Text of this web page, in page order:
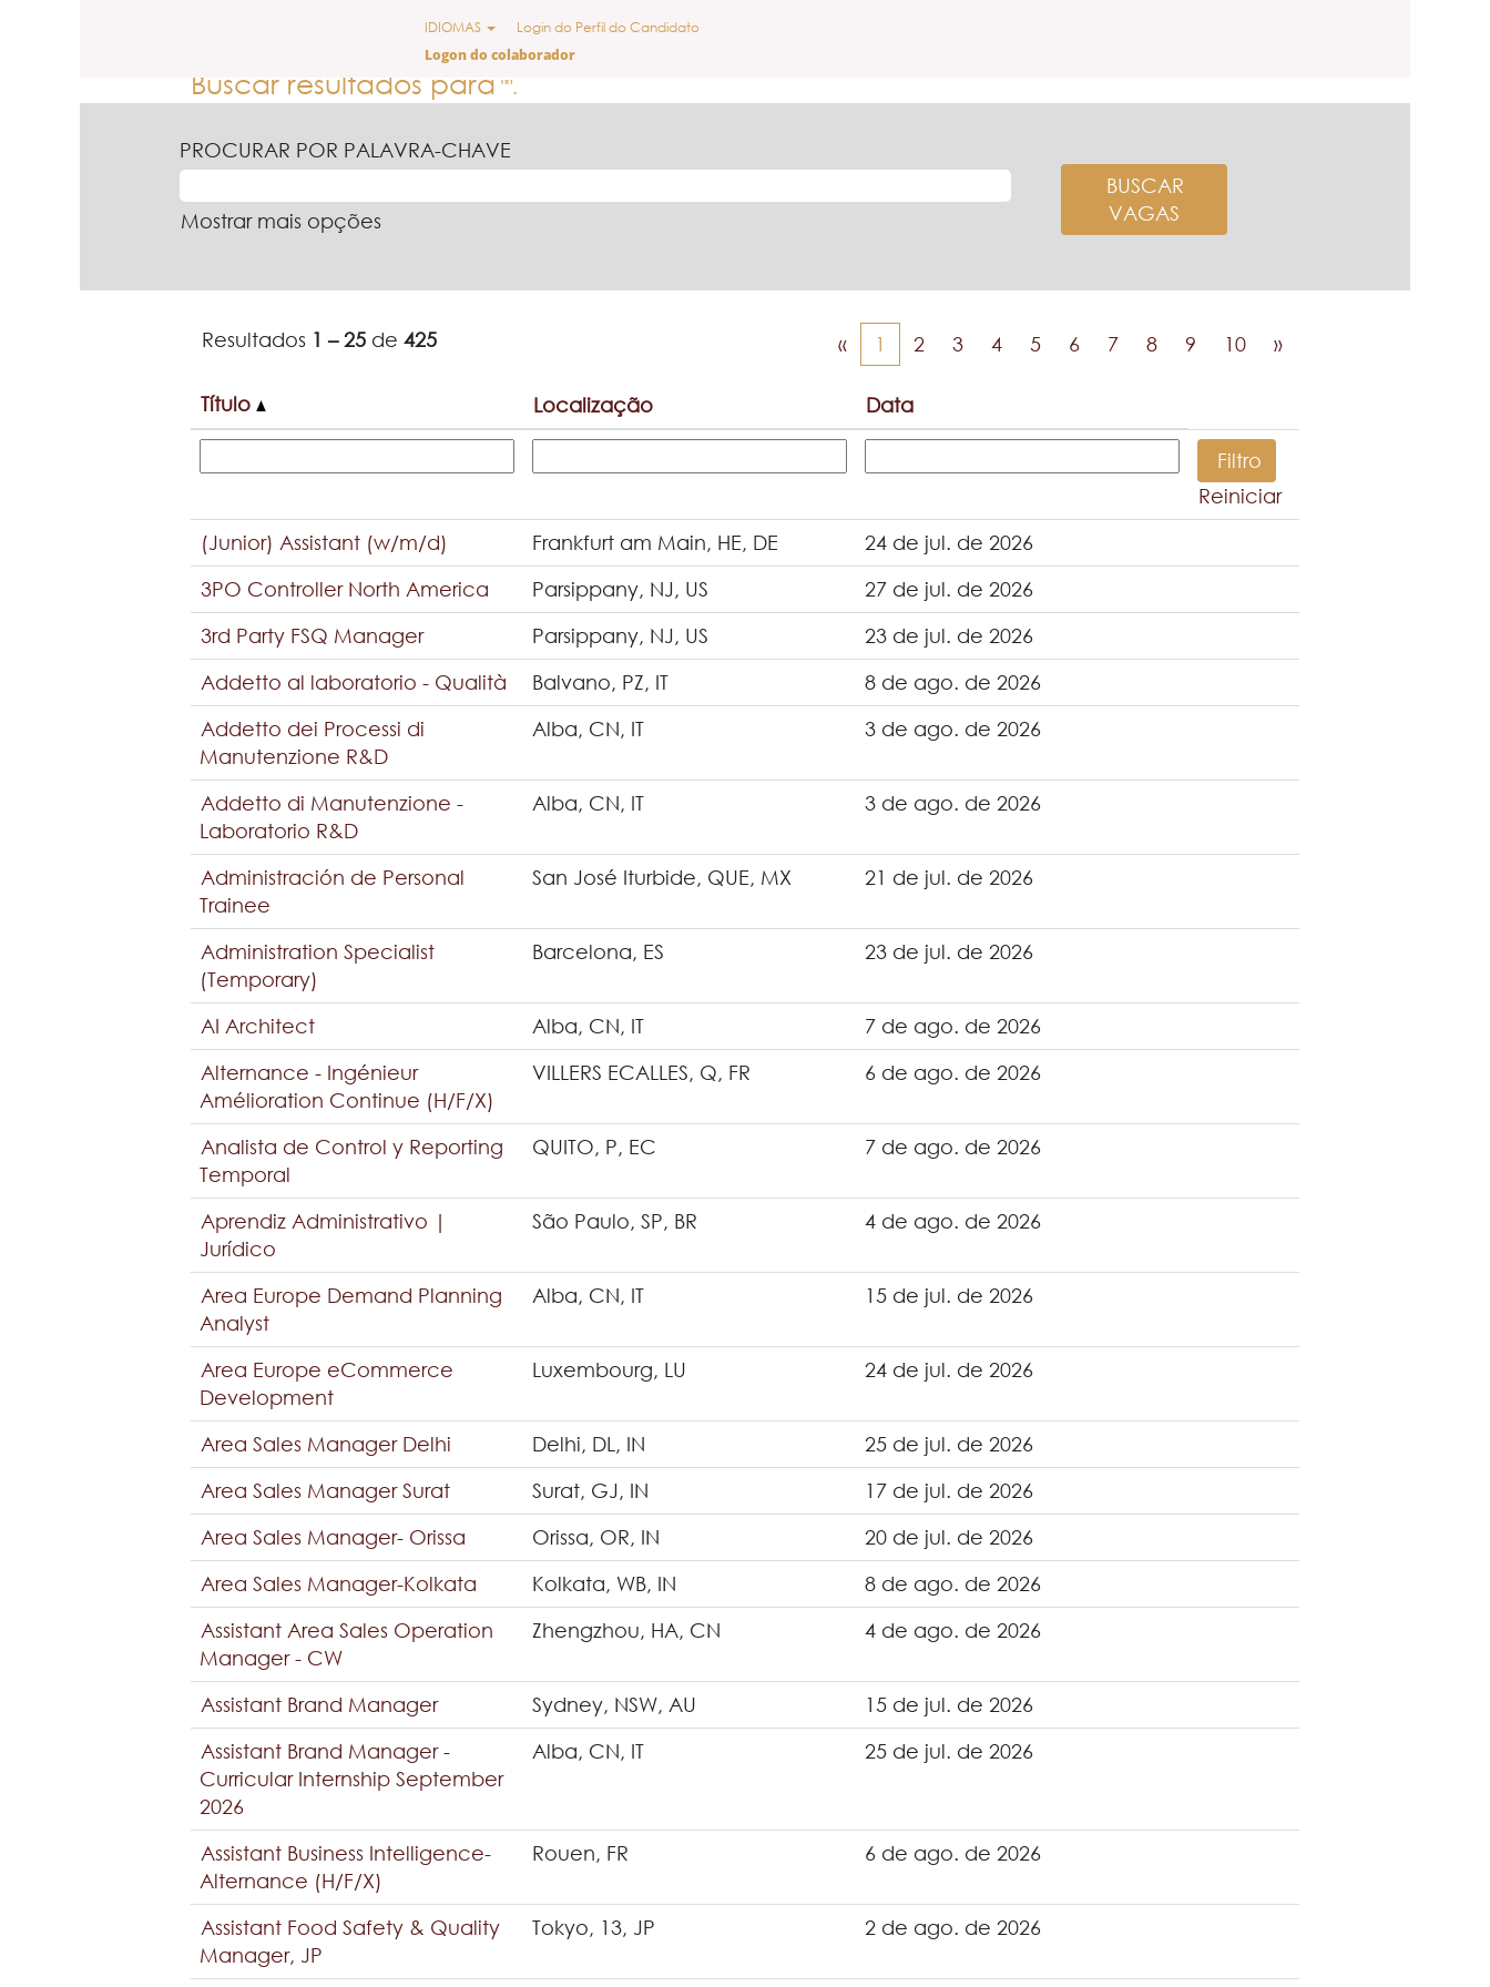
IDIOMAS
Login do Perfil do Candidato
Logon do colaborador
(página
atual)
Buscar resultados para "".
PROCURAR POR PALAVRA-CHAVE
Mostrar mais opções
Resultados 1 – 25 de 425 « 1 2 3 4 5 6 7 8 9 10 »
Título Localização Data
Reiniciar
(Junior) Assistant (w/m/d)
Frankfurt am Main, HE, DE
24 de jul. de 2026
3PO Controller North America
Parsippany, NJ, US
27 de jul. de 2026
3rd Party FSQ Manager
Parsippany, NJ, US
23 de jul. de 2026
Addetto al laboratorio - Qualità
Balvano, PZ, IT
8 de ago. de 2026
Addetto dei Processi di
Manutenzione R&D
Alba, CN, IT 3 de ago. de 2026
Addetto di Manutenzione -
Laboratorio R&D
Alba, CN, IT 3 de ago. de 2026
Administración de Personal
Trainee
San José Iturbide, QUE, MX 21 de jul. de 2026
Administration Specialist
(Temporary)
Barcelona, ES 23 de jul. de 2026
AI Architect Alba, CN, IT
7 de ago. de 2026
Alternance - Ingénieur
Amélioration Continue (H/F/X)
VILLERS ECALLES, Q, FR 6 de ago. de 2026
Analista de Control y Reporting
Temporal
QUITO, P, EC 7 de ago. de 2026
Aprendiz Administrativo |
Jurídico
São Paulo, SP, BR 4 de ago. de 2026
Area Europe Demand Planning
Analyst
Alba, CN, IT 15 de jul. de 2026
Area Europe eCommerce
Development
Luxembourg, LU 24 de jul. de 2026
Area Sales Manager Delhi Delhi, DL, IN
25 de jul. de 2026
Area Sales Manager Surat
Surat, GJ, IN
17 de jul. de 2026
Area Sales Manager- Orissa
Orissa, OR, IN
20 de jul. de 2026
Area Sales Manager-Kolkata
Kolkata, WB, IN
8 de ago. de 2026
Assistant Area Sales Operation
Manager - CW
Zhengzhou, HA, CN 4 de ago. de 2026
Assistant Brand Manager Sydney, NSW, AU
15 de jul. de 2026
Assistant Brand Manager -
Curricular Internship September
2026
Alba, CN, IT 25 de jul. de 2026
Assistant Business Intelligence-
Alternance (H/F/X)
Rouen, FR 6 de ago. de 2026
Assistant Food Safety & Quality
Manager, JP
Tokyo, 13, JP 2 de ago. de 2026